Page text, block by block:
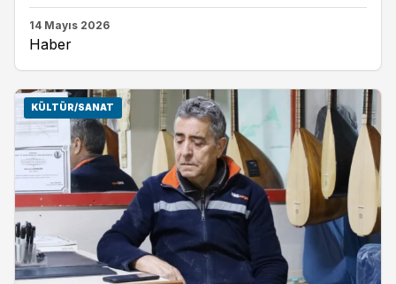
14 Mayıs 2026
Haber
KÜLTÜR/SANAT